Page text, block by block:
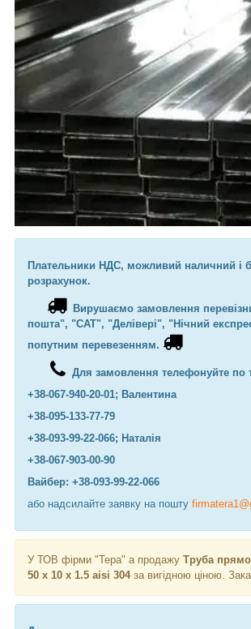
Плательники НДС, можливий наличний і
розрахунок.
Вирушаємо замовлення
пошта", "САТ", "Делівері", "Нічний
попутним перевезенням.
Для замовлення телефонуйте по
+38-067-940-20-01; Валентина
+38-095-133-77-79
+38-093-99-22-066; Наталія
+38-067-903-00-90
Вайбер: +38-093-99-22-066
або надсилайте заявку на пошту
У ТОВ фірми "Тера" а продажу Труба
50 х 10 х 1.5 aisi 304 за вигідною ціною.